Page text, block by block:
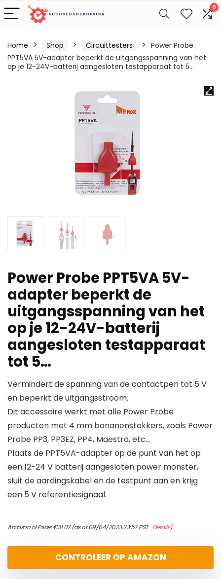
0
Home Shop Circuittesters
Power Probe
PPT5VA 5V-adapter beperkt de uitgangsspanning van het
op je 12-24V-batterij aangesloten testapparaat tot 5…
Power Probe PPT5VA 5V-
adapter beperkt de
uitgangsspanning van het
op je 12-24V-batterij
aangesloten testapparaat
tot 5…
Vermindert de spanning van de contactpen tot 5 V
en beperkt de uitgangsstroom.
Dit accessoire werkt met alle Power Probe
producten met 4 mm bananenstekkers, zoals Power
Probe PP3, PP3EZ, PP4, Maestro, etc…
Plaats de PPT5VA-adapter op de punt van het op
een 12-24 V batterij aangesloten power monster,
sluit de aardingskabel en de testpunt aan en krijg
een 5 V referentiesignaal.
Amazon.nl Price:€31.07(as of 09/04/2023 23:57 PST-Details)
CONTROLEER OP AMAZON